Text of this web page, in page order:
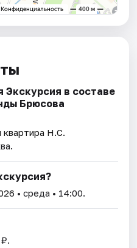
Экскурсия в составе
Брюсова
квартира Н.С.
• среда • 14:00.